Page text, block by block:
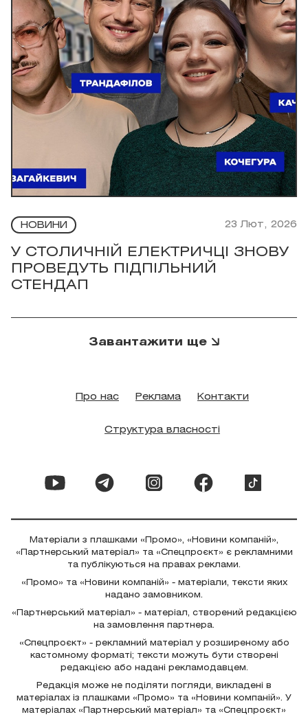
НОВИНИ 23 Лют, 2026
У СТОЛИЧНІЙ ЕЛЕКТРИЧЦІ ЗНОВУ
ПРОВЕДУТЬ ПІДПІЛЬНИЙ
СТЕНДАП
Завантажити ще
Про нас Реклама Контакти
Структура власності
Матеріали з плашками «Промо», «Новини компаній»,
«Партнерський матеріал» та «Спецпроєкт» є рекламними
та публікуються на правах реклами.
«Промо» та «Новини компаній» - матеріали, тексти яких
надано замовником.
«Партнерський матеріал» - матеріал, створений редакцією
на замовлення партнера.
«Спецпроєкт» - рекламний матеріал у розширеному або
кастомному форматі; тексти можуть бути створені
редакцією або надані рекламодавцем.
Редакція може не поділяти погляди, викладені в
матеріалах із плашками «Промо» та «Новини компаній». У
матеріалах «Партнерський матеріал» та «Спецпроєкт»